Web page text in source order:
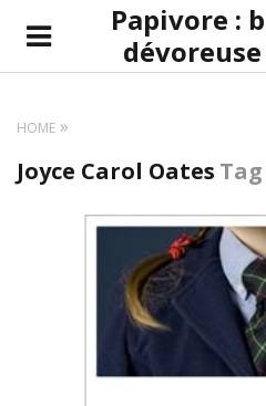
Papivore :
HOME
Joyce Carol Oates Tag